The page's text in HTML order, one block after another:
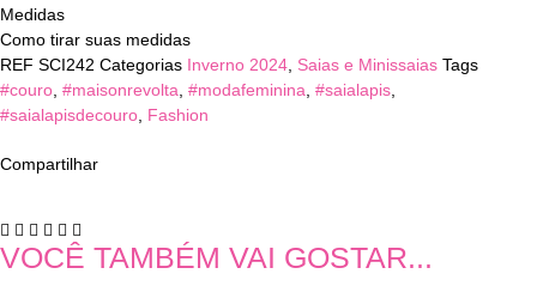
Medidas
Como tirar suas medidas
REF SCI242 Categorias Inverno 2024 Saias e Minissaias Tags
#couro #maisonrevolta #modafeminina #saialapis
#saialapisdecouro Fashion
Compartilhar
VOCÊ TAMBÉM VAI GOSTAR...